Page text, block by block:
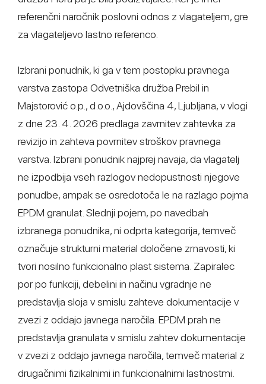
referenčni naročnik poslovni odnos z vlagateljem, gre
za vlagateljevo lastno referenco.
Izbrani ponudnik, ki ga v tem postopku pravnega
varstva zastopa Odvetniška družba Prebil in
Majstorović o.p., d.o.o., Ajdovščina 4, Ljubljana, v vlogi
z dne 23. 4. 2026 predlaga zavrnitev zahtevka za
revizijo in zahteva povrnitev stroškov pravnega
varstva. Izbrani ponudnik najprej navaja, da vlagatelj
ne izpodbija vseh razlogov nedopustnosti njegove
ponudbe, ampak se osredotoča le na razlago pojma
EPDM granulat. Slednji pojem, po navedbah
izbranega ponudnika, ni odprta kategorija, temveč
označuje strukturni material določene zrnavosti, ki
tvori nosilno funkcionalno plast sistema. Zapiralec
por po funkciji, debelini in načinu vgradnje ne
predstavlja sloja v smislu zahteve dokumentacije v
zvezi z oddajo javnega naročila. EPDM prah ne
predstavlja granulata v smislu zahtev dokumentacije
v zvezi z oddajo javnega naročila, temveč material z
drugačnimi fizikalnimi in funkcionalnimi lastnostmi.